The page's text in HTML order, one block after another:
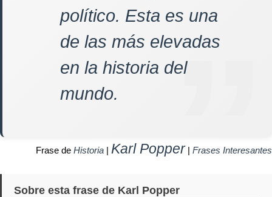
político. Esta es una
de las más elevadas
en la historia del
mundo.
Frase de Historia | Karl Popper| Frases Interesantes
Sobre esta frase de Karl Popper